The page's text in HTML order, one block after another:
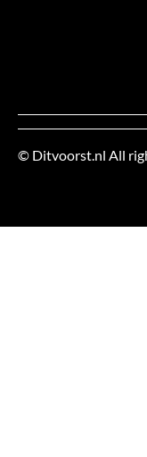
© Ditvoorst.nl All